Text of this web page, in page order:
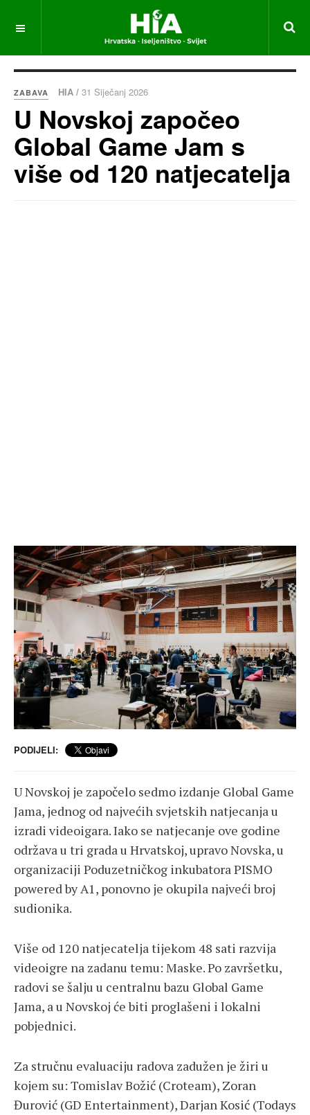
ZABAVA HIA / 31 Siječanj 2026
U Novskoj započeo
Global Game Jam s
više od 120 natjecatelja
PODIJELI:
U Novskoj je započelo sedmo izdanje Global Game
Jama, jednog od najvećih svjetskih natjecanja u
izradi videoigara. Iako se natjecanje ove godine
održava u tri grada u Hrvatskoj, upravo Novska, u
organizaciji Poduzetničkog inkubatora PISMO
powered by A1, ponovno je okupila najveći broj
sudionika.
Više od 120 natjecatelja tijekom 48 sati razvija
videoigre na zadanu temu: Maske. Po završetku,
radovi se šalju u centralnu bazu Global Game
Jama, a u Novskoj će biti proglašeni i lokalni
pobjednici.
Za stručnu evaluaciju radova zadužen je žiri u
kojem su: Tomislav Božić (Croteam), Zoran
Đurović (GD Entertainment), Darjan Kosić (Todays